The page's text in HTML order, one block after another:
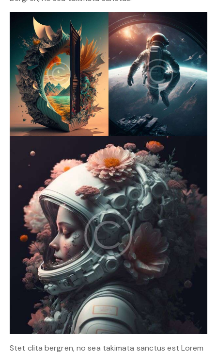
Stet clita bergren, no sea takimata sanctus est Lorem